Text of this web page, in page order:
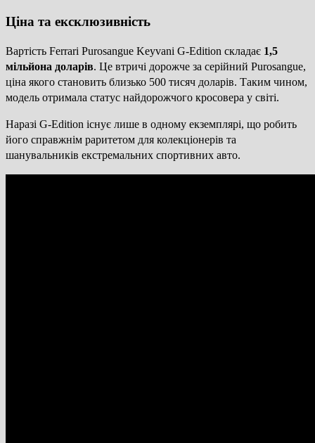
Ціна та ексклюзивність
Вартість Ferrari Purosangue Keyvani G-Edition складає 1,5
мільйона доларів. Це втричі дорожче за серійний Purosangue,
ціна якого становить близько 500 тисяч доларів. Таким чином,
модель отримала статус найдорожчого кросовера у світі.
Наразі G-Edition існує лише в одному екземплярі, що робить
його справжнім раритетом для колекціонерів та
шанувальників екстремальних спортивних авто.